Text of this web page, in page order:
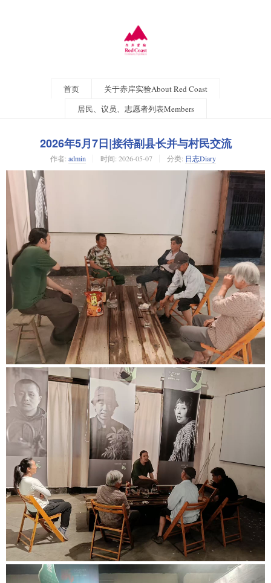
首页
关于赤岸实验About Red Coast
居民、议员、志愿者列表Members
2026年5月7日|接待副县长并与村民交流
作者: admin 时间: 2026-05-07 分类: 日志Diary